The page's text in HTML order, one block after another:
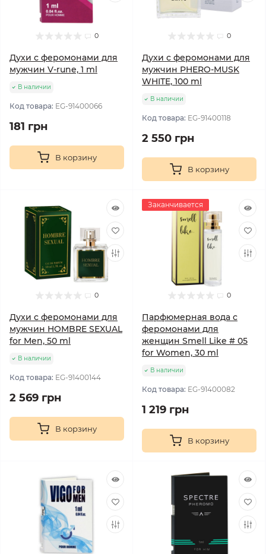
0
Духи с феромонами для
мужчин V-rune, 1 ml
В наличии
Код товара: EG-91400066
181 грн
В корзину
0
Духи с феромонами для
мужчин PHERO-MUSK
WHITE, 100 ml
В наличии
Код товара: EG-91400118
2 550 грн
В корзину
0
Духи с феромонами для
мужчин HOMBRE SEXUAL
for Men, 50 ml
В наличии
Код товара: EG-91400144
2 569 грн
В корзину
Заканчивается
0
Парфюмерная вода с
феромонами для
женщин Smell Like # 05
for Women, 30 ml
В наличии
Код товара: EG-91400082
1 219 грн
В корзину